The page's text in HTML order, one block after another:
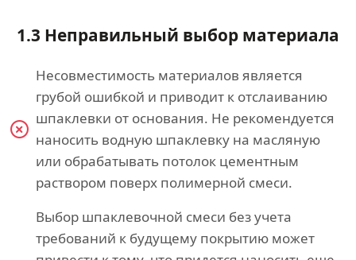
1.3 Неправильный выбор материала
Несовместимость материалов является
грубой ошибкой и приводит к отслаиванию
шпаклевки от основания. Не рекомендуется
наносить водную шпаклевку на масляную
или обрабатывать потолок цементным
раствором поверх полимерной смеси.
Выбор шпаклевочной смеси без учета
требований к будущему покрытию может